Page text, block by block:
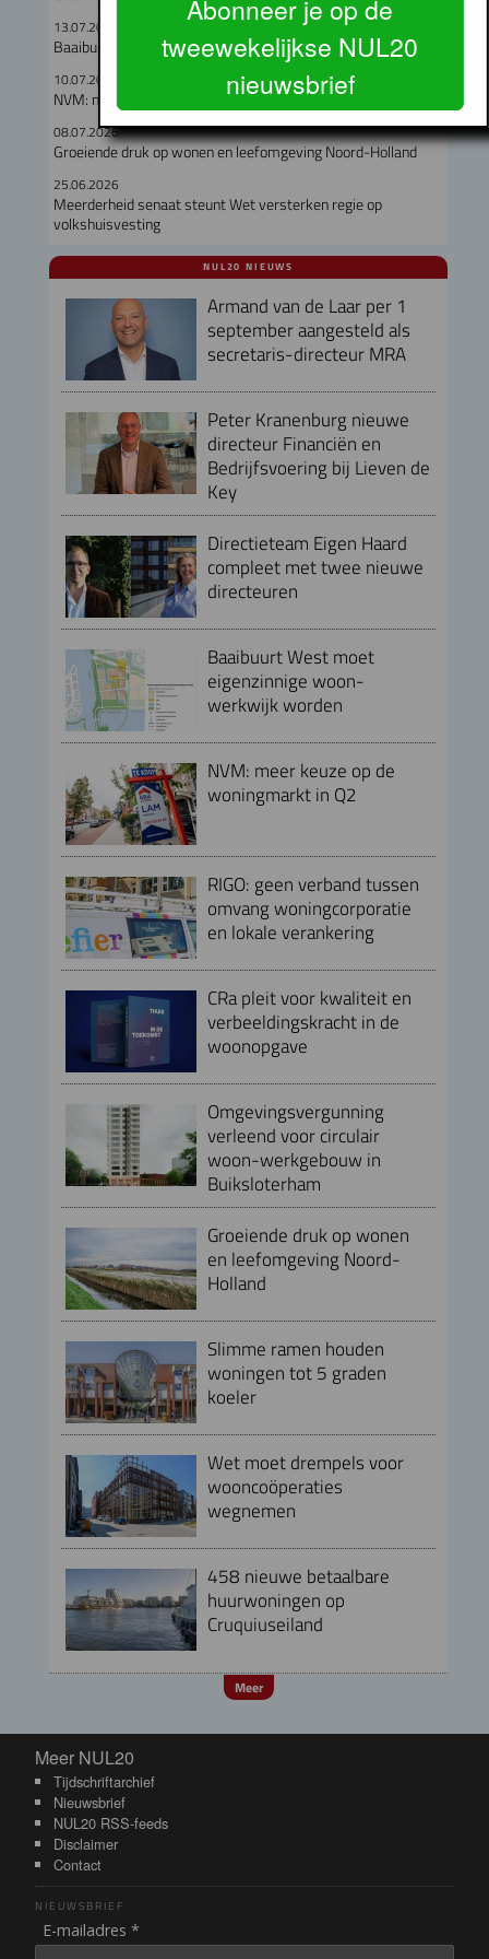
13.07.2026
Baaibuurt West moet eigenzinnige woon-werkwijk worden
10.07.2026
NVM: meer keuze op de woningmarkt in Q2
08.07.2026
Groeiende druk op wonen en leefomgeving Noord-Holland
25.06.2026
Meerderheid senaat steunt Wet versterken regie op
volkshuisvesting
NUL20 NIEUWS
Armand van de Laar per 1
september aangesteld als
secretaris-directeur MRA
Peter Kranenburg nieuwe
directeur Financiën en
Bedrijfsvoering bij Lieven de
Key
Directieteam Eigen Haard
compleet met twee nieuwe
directeuren
Baaibuurt West moet
eigenzinnige woon-
werkwijk worden
NVM: meer keuze op de
woningmarkt in Q2
RIGO: geen verband tussen
omvang woningcorporatie
en lokale verankering
CRa pleit voor kwaliteit en
verbeeldingskracht in de
woonopgave
Omgevingsvergunning
verleend voor circulair
woon-werkgebouw in
Buiksloterham
Groeiende druk op wonen
en leefomgeving Noord-
Holland
Slimme ramen houden
woningen tot 5 graden
koeler
Wet moet drempels voor
wooncoöperaties
wegnemen
458 nieuwe betaalbare
huurwoningen op
Cruquiuseiland
Meer
Meer NUL20
Meer NUL20
Tijdschriftarchief
Nieuwsbrief
NUL20 RSS-feeds
Disclaimer
Contact
NIEUWSBRIEF
E-mailadres *
Abonneer je op de
tweewekelijkse NUL20
nieuwsbrief